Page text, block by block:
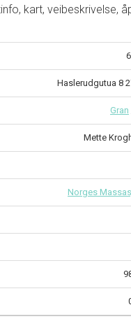
kart, veibeskrivelse,
Haslerudgutua 8
Gran
Mette
Norges